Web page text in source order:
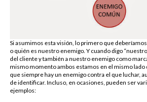
Si asumimos esta visión, lo primero que
o quién es nuestro enemigo. Y cuando digo
del cliente y también a nuestro enemigo como
mismo momento ambos estamos en el mismo lado
que siempre hay un enemigo contra el que luchar,
de identificar. Incluso, en ocasiones, pueden ser
ejemplos: